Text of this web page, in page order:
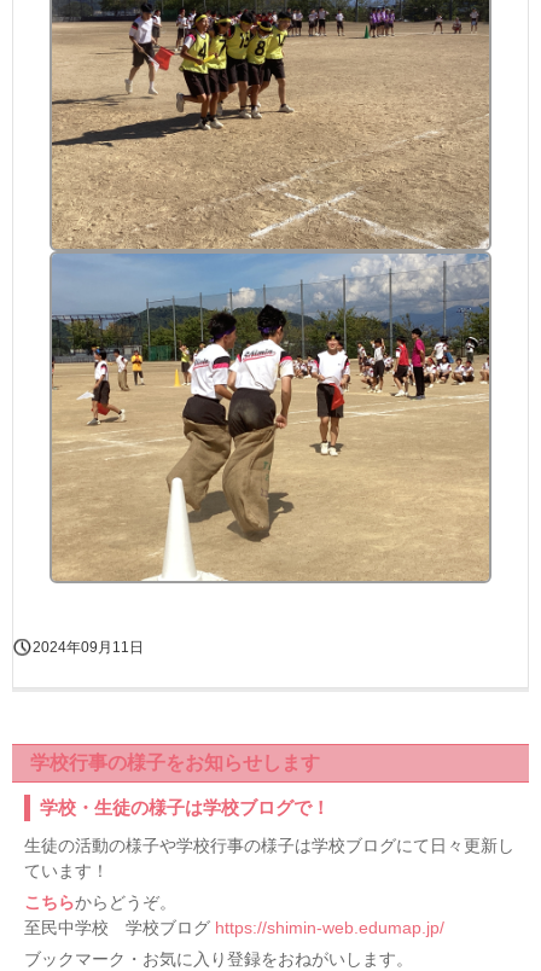
2024年09月11日
学校行事の様子をお知らせします
学校・生徒の様子は学校ブログで！
生徒の活動の様子や学校行事の様子は学校ブログにて日々更新し
ています！
こちらからどうぞ。
至民中学校 学校ブログ https://shimin-web.edumap.jp/
ブックマーク・お気に入り登録をおねがいします。